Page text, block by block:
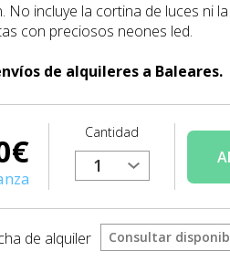
No incluye la cortina de luces ni
con preciosos neones led.
de alquileres a Baleares.
€ Cantidad
de alquiler